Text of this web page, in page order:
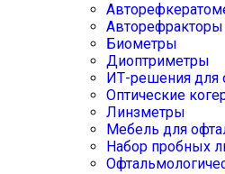
Биометры
Диоптриметры
ИТ-решения для
Оптические
Линзметры
Мебель для
Набор пробных